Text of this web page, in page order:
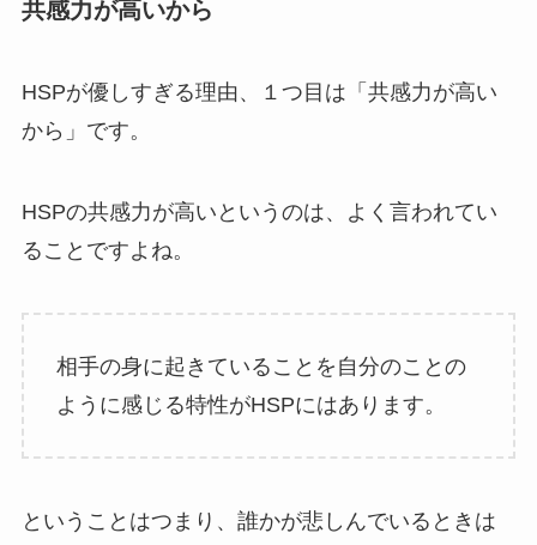
共感力が高いから
HSPが優しすぎる理由、１つ目は「共感力が高い
から」です。
HSPの共感力が高いというのは、よく言われてい
ることですよね。
相手の身に起きていることを自分のことの
ように感じる特性がHSPにはあります。
ということはつまり、誰かが悲しんでいるときは